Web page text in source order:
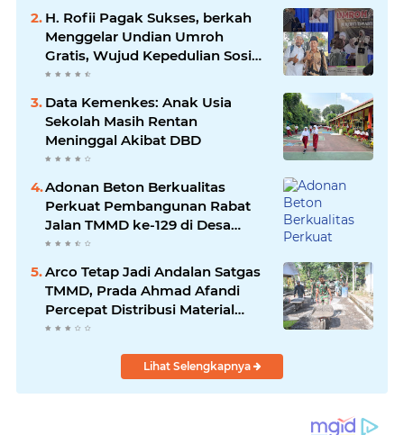
H. Rofii Pagak Sukses, berkah
Menggelar Undian Umroh
Gratis, Wujud Kepedulian Sosial
berbagi.
Data Kemenkes: Anak Usia
Sekolah Masih Rentan
Meninggal Akibat DBD
Adonan Beton Berkualitas
Perkuat Pembangunan Rabat
Jalan TMMD ke-129 di Desa
Ledoktempuro
Arco Tetap Jadi Andalan Satgas
TMMD, Prada Ahmad Afandi
Percepat Distribusi Material
Pengecoran
Lihat Selengkapnya